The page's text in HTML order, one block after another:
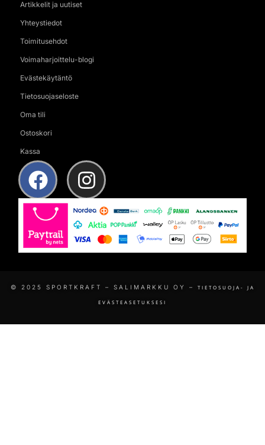
Artikkelit ja uutiset
Yhteystiedot
Toimitusehdot
Voimaharjoittelu-blogi
Evästekäytäntö
Tietosuojaseloste
Oma tili
Ostoskori
Kassa
© 2025 SPORTKRAFT – SALIMARKKU OY – TIETOSUOJA- JA
EVÄSTEASETUKSESI